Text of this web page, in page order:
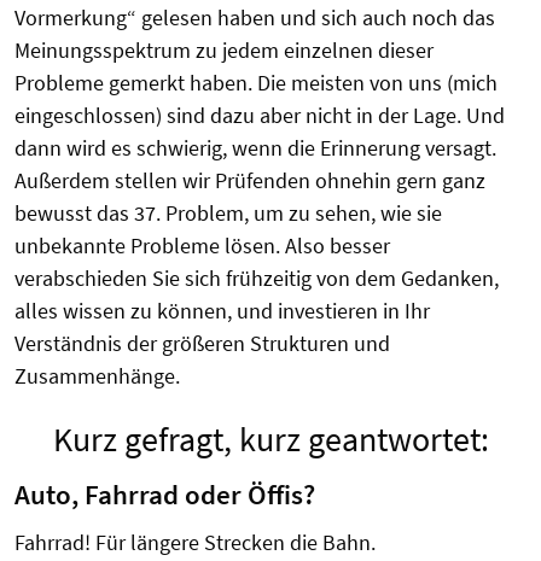
Vormerkung“ gelesen haben und sich auch noch das
Meinungsspektrum zu jedem einzelnen dieser
Probleme gemerkt haben. Die meisten von uns (mich
eingeschlossen) sind dazu aber nicht in der Lage. Und
dann wird es schwierig, wenn die Erinnerung versagt.
Außerdem stellen wir Prüfenden ohnehin gern ganz
bewusst das 37. Problem, um zu sehen, wie sie
unbekannte Probleme lösen. Also besser
verabschieden Sie sich frühzeitig von dem Gedanken,
alles wissen zu können, und investieren in Ihr
Verständnis der größeren Strukturen und
Zusammenhänge.
Kurz gefragt, kurz geantwortet:
Auto, Fahrrad oder Öffis?
Fahrrad! Für längere Strecken die Bahn.